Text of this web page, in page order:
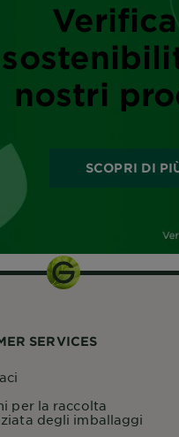
nostri
SCOPRI DI
SERVICES
per la raccolta
degli imballaggi